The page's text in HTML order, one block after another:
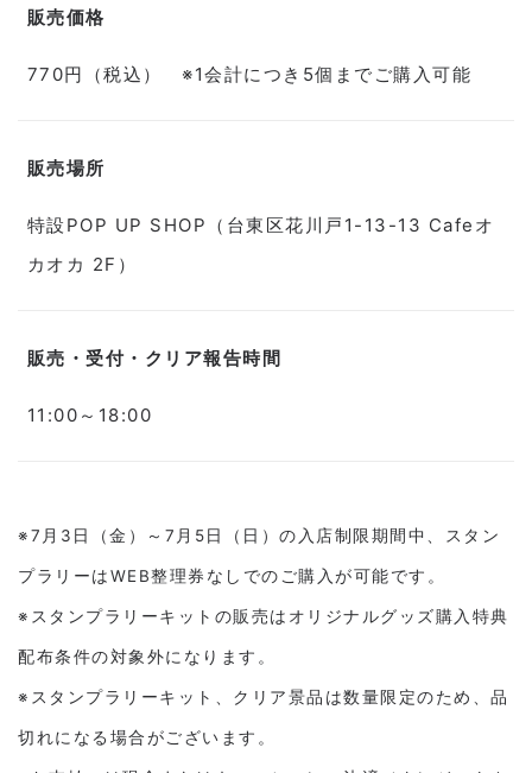
販売価格
770円（税込） ※1会計につき5個までご購入可能
販売場所
特設POP UP SHOP（台東区花川戸1-13-13 Cafeオ
カオカ 2F）
販売・受付・クリア報告時間
11:00～18:00
※7月3日（金）～7月5日（日）の入店制限期間中、スタン
プラリーはWEB整理券なしでのご購入が可能です。
※スタンプラリーキットの販売はオリジナルグッズ購入特典
配布条件の対象外になります。
※スタンプラリーキット、クリア景品は数量限定のため、品
切れになる場合がございます。